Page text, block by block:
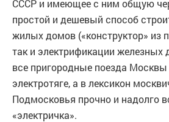
СССР и имеющее с ним общую
простой и дешевый способ
жилых домов («конструктор» из
так и электрификации железных
все пригородные поезда Москвы
электротяге, а в лексикон
Подмосковья прочно и надолго
«электричка».